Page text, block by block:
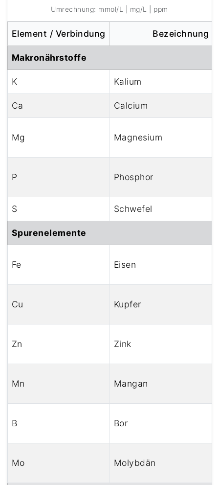
Umrechnung: mmol/L | mg/L | ppm
Element / Verbindung Bezeichnung
Makronährstoffe
K Kalium
Ca Calcium
Mg Magnesium
P Phosphor
S Schwefel
Spurenelemente
Fe Eisen
Cu Kupfer
Zn Zink
Mn Mangan
B Bor
Mo Molybdän